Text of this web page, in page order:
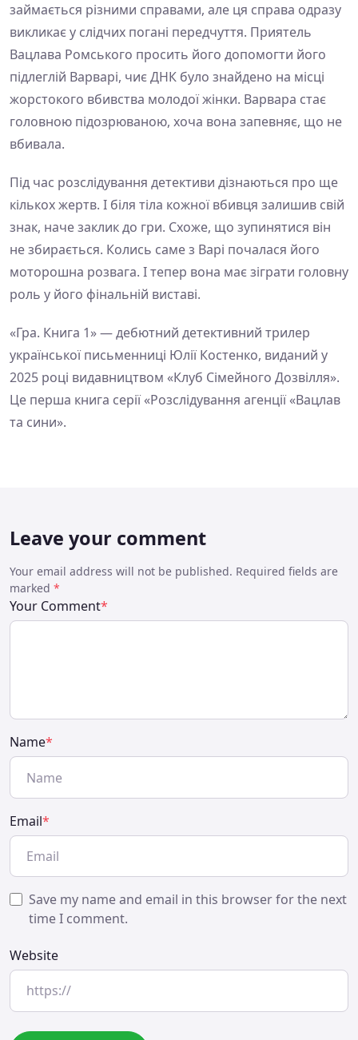
займається різними справами, але ця справа одразу
викликає у слідчих погані передчуття. Приятель
Вацлава Ромського просить його допомогти його
підлеглій Варварі, чиє ДНК було знайдено на місці
жорстокого вбивства молодої жінки. Варвара стає
головною підозрюваною, хоча вона запевняє, що не
вбивала.
Під час розслідування детективи дізнаються про ще
кількох жертв. І біля тіла кожної вбивця залишив свій
знак, наче заклик до гри. Схоже, що зупинятися він
не збирається. Колись саме з Варі почалася його
моторошна розвага. І тепер вона має зіграти головну
роль у його фінальній виставі.
«Гра. Книга 1» — дебютний детективний трилер
української письменниці Юлії Костенко, виданий у
2025 році видавництвом «Клуб Сімейного Дозвілля».
Це перша книга серії «Розслідування агенції «Вацлав
та сини».
Leave your comment
Your email address will not be published. Required fields are
marked *
Your Comment*
Name*
Email*
Save my name and email in this browser for the next
time I comment.
Website